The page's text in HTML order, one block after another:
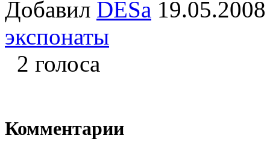
Добавил DESa
экспонаты
2 голоса
Комментарии